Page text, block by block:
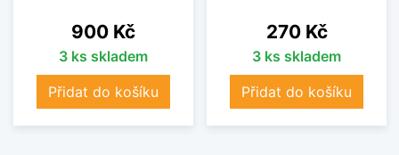
Cena
900 Kč
3 ks skladem
Přidat do košíku
Cena
270 Kč
3 ks skladem
Přidat do košíku